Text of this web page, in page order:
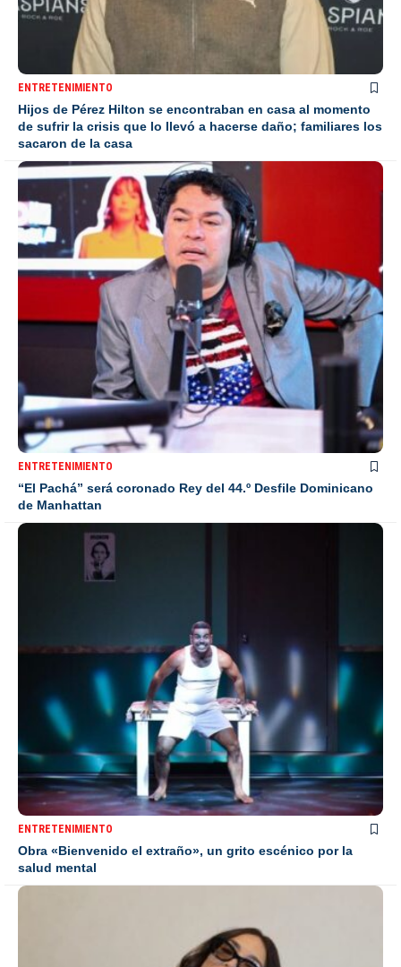
ENTRETENIMIENTO
Hijos de Pérez Hilton se encontraban en casa al momento
de sufrir la crisis que lo llevó a hacerse daño; familiares los
sacaron de la casa
ENTRETENIMIENTO
“El Pachá” será coronado Rey del 44.º Desfile Dominicano
de Manhattan
ENTRETENIMIENTO
Obra «Bienvenido el extraño», un grito escénico por la
salud mental